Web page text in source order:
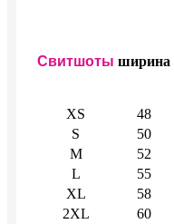
Свитшоты ширина
XS 48
S
50
M
52
L
55
XL
58
2XL
60